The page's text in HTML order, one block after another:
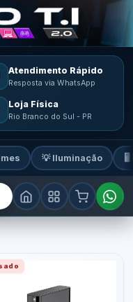
Atendimento Rápido
Resposta via WhatsApp
Loja Física
Rio Branco do Sul - PR
💡 Iluminação 🖥️